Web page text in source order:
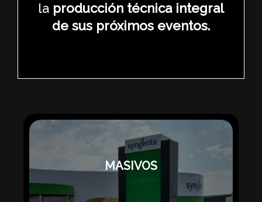
la producción técnica integral
de sus próximos eventos.
MASIVOS